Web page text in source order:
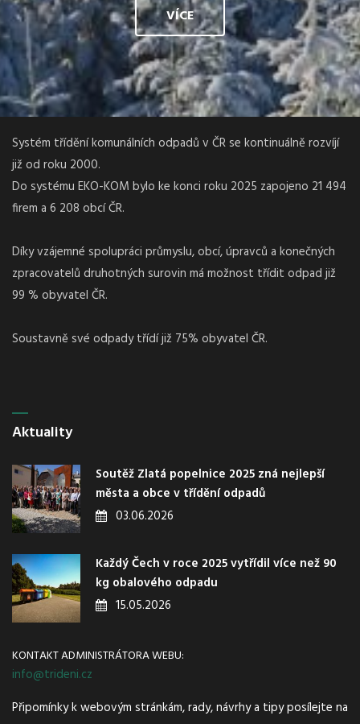
VÍCE
Systém třídění komunálních odpadů v ČR se kontinuálně rozvíjí
již od roku 2000.
Do systému EKO-KOM bylo ke konci roku 2025 zapojeno 21 494
firem a 6 208 obcí ČR.
Díky vzájemné spolupráci průmyslu, obcí, úpravců a konečných
zpracovatelů druhotných surovin má možnost třídit odpad již
99 % obyvatel ČR.
Soustavně své odpady třídí již 75% obyvatel ČR.
Aktuality
Soutěž Zlatá popelnice 2025 zná nejlepší
města a obce v třídění odpadů
03.06.2026
Každý Čech v roce 2025 vytřídil více než 90
kg obalového odpadu
15.05.2026
KONTAKT ADMINISTRÁTORA WEBU:
info@trideni.cz
Připomínky k webovým stránkám, rady, návrhy a tipy posílejte na